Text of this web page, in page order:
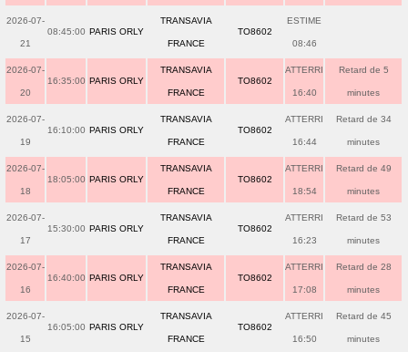
2026-07-
21
08:45:00 PARIS ORLY
TRANSAVIA
FRANCE
TO8602
ESTIME
08:46
2026-07-
20
16:35:00 PARIS ORLY
TRANSAVIA
FRANCE
TO8602
ATTERRI
16:40
Retard de 5
minutes
2026-07-
19
16:10:00 PARIS ORLY
TRANSAVIA
FRANCE
TO8602
ATTERRI
16:44
Retard de 34
minutes
2026-07-
18
18:05:00 PARIS ORLY
TRANSAVIA
FRANCE
TO8602
ATTERRI
18:54
Retard de 49
minutes
2026-07-
17
15:30:00 PARIS ORLY
TRANSAVIA
FRANCE
TO8602
ATTERRI
16:23
Retard de 53
minutes
2026-07-
16
16:40:00 PARIS ORLY
TRANSAVIA
FRANCE
TO8602
ATTERRI
17:08
Retard de 28
minutes
2026-07-
15
16:05:00 PARIS ORLY
TRANSAVIA
FRANCE
TO8602
ATTERRI
16:50
Retard de 45
minutes